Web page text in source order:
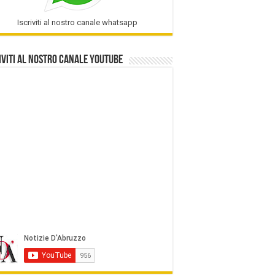
Iscriviti al nostro canale whatsapp
al nostro Canale Youtube